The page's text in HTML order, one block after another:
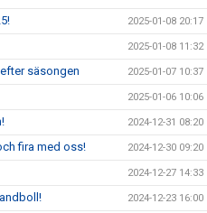
2025-01-08 20:17
2025-01-08 11:32
säsongen 2025-01-07 10:37
2025-01-06 10:06
2024-12-31 08:20
fira med oss! 2024-12-30 09:20
2024-12-27 14:33
2024-12-23 16:00